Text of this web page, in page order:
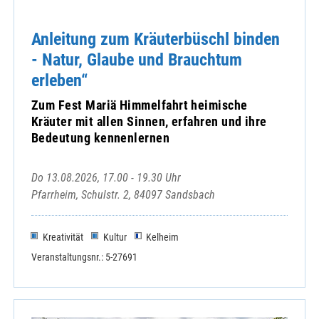
Pürkwang-St. Andreas
Riedenburg-St. Johann
Rohr-Maria Himmelfahrt
Sandelzhausen-Maria-Himmelfahrt
Sandharlanden-St. Sebastian
Siegenburg-St. Nikolaus
Teuerting-St. Oswald
Train-St. Michael
Volkenschwand-St. Ägidius
Anleitung zum Kräuterbüschl binden
- Natur, Glaube und Brauchtum
erleben“
Zum Fest Mariä Himmelfahrt heimische
Kräuter mit allen Sinnen, erfahren und ihre
Bedeutung kennenlernen
Do 13.08.2026, 17.00 - 19.30 Uhr
Pfarrheim, Schulstr. 2, 84097 Sandsbach
Kreativität Kultur
Kelheim
Veranstaltungsnr.: 5-27691